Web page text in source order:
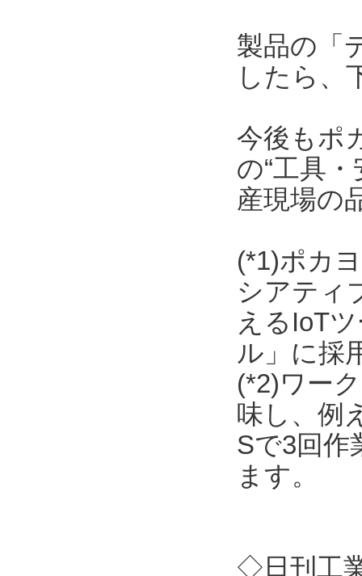
製品の「
したら、
今後もポ
の“工具
産現場の
(*1)ポカ
シアティ
えるIoT
ル」に採
(*2)ワー
味し、例
Sで3回作
ます。
◇日刊工